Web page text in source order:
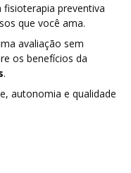
preventiva
que você ama.
avaliação sem
os benefícios da
.
autonomia e qualidade